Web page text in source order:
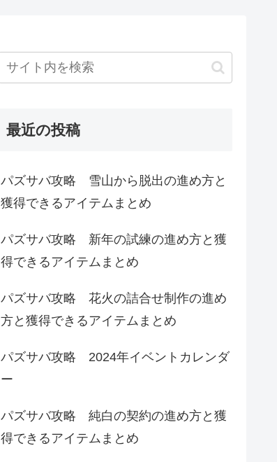
最近の投稿
パズサバ攻略 雪山から脱出の進め方と
獲得できるアイテムまとめ
パズサバ攻略 新年の試練の進め方と獲
得できるアイテムまとめ
パズサバ攻略 花火の詰合せ制作の進め
方と獲得できるアイテムまとめ
パズサバ攻略 2024年イベントカレンダ
ー
パズサバ攻略 純白の契約の進め方と獲
得できるアイテムまとめ